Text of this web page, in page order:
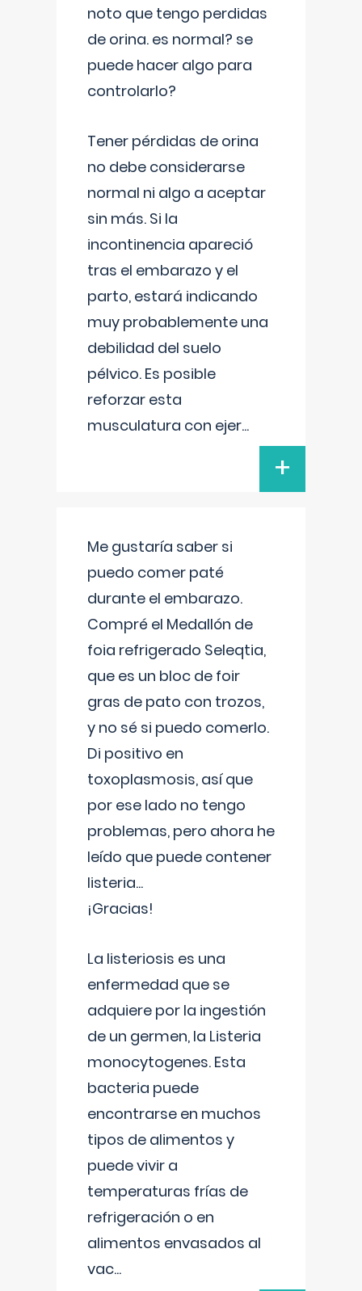
noto que tengo perdidas
de orina. es normal? se
puede hacer algo para
controlarlo?
Tener pérdidas de orina
no debe considerarse
normal ni algo a aceptar
sin más. Si la
incontinencia apareció
tras el embarazo y el
parto, estará indicando
muy probablemente una
debilidad del suelo
pélvico. Es posible
reforzar esta
musculatura con ejer...
+
Me gustaría saber si
puedo comer paté
durante el embarazo.
Compré el Medallón de
foia refrigerado Seleqtia,
que es un bloc de foir
gras de pato con trozos,
y no sé si puedo comerlo.
Di positivo en
toxoplasmosis, así que
por ese lado no tengo
problemas, pero ahora he
leído que puede contener
listeria...
¡Gracias!
La listeriosis es una
enfermedad que se
adquiere por la ingestión
de un germen, la Listeria
monocytogenes. Esta
bacteria puede
encontrarse en muchos
tipos de alimentos y
puede vivir a
temperaturas frías de
refrigeración o en
alimentos envasados al
vac...